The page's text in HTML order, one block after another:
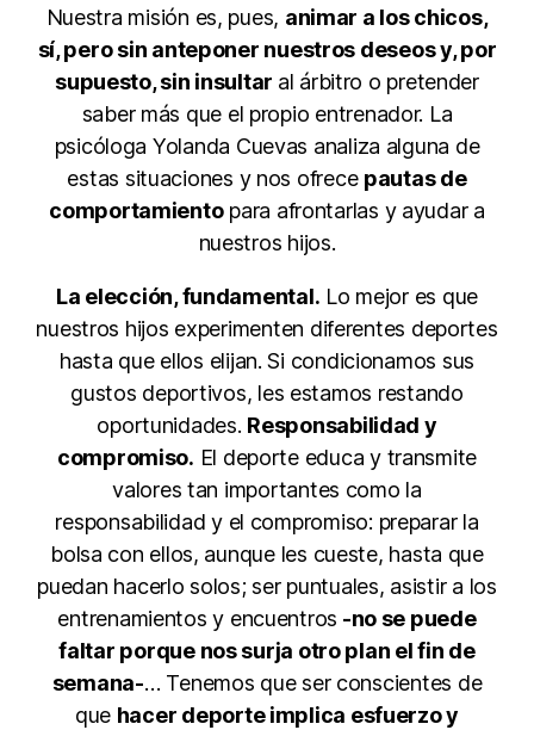
Nuestra misión es, pues, animar a los chicos,
sí, pero sin anteponer nuestros deseos y, por
supuesto, sin insultar al árbitro o pretender
saber más que el propio entrenador. La
psicóloga Yolanda Cuevas analiza alguna de
estas situaciones y nos ofrece pautas de
comportamientopara afrontarlas y ayudar a
nuestros hijos.
La elección, fundamental. Lo mejor es que
nuestros hijos experimenten diferentes deportes
hasta que ellos elijan. Si condicionamos sus
gustos deportivos, les estamos restando
oportunidades. Responsabilidad y
compromiso. El deporte educa y transmite
valores tan importantes como la
responsabilidad y el compromiso: preparar la
bolsa con ellos, aunque les cueste, hasta que
puedan hacerlo solos; ser puntuales, asistir a los
entrenamientos y encuentros -no se puede
faltar porque nos surja otro plan el fin de
semana-… Tenemos que ser conscientes de
que hacer deporte implica esfuerzo y